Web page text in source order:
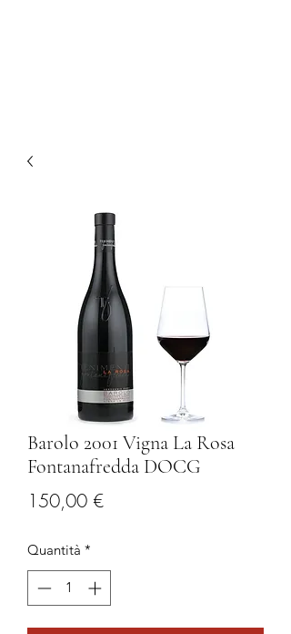
Barolo 2001 Vigna La Rosa
Fontanafredda DOCG
150,00 €Prezzo
Quantità *